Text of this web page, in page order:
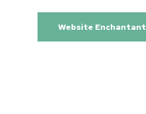
Website Enchantant